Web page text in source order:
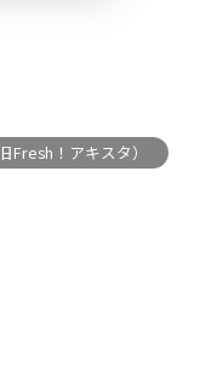
！アキスタ）